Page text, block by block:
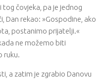
tog čovjeka, pa je jednog
Dan rekao: »Gospodine, ako
postanimo prijatelji.«
ne možemo biti
ruku.
a zatim je zgrabio Danovu